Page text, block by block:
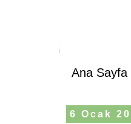
Ana Sayfa
6 Ocak